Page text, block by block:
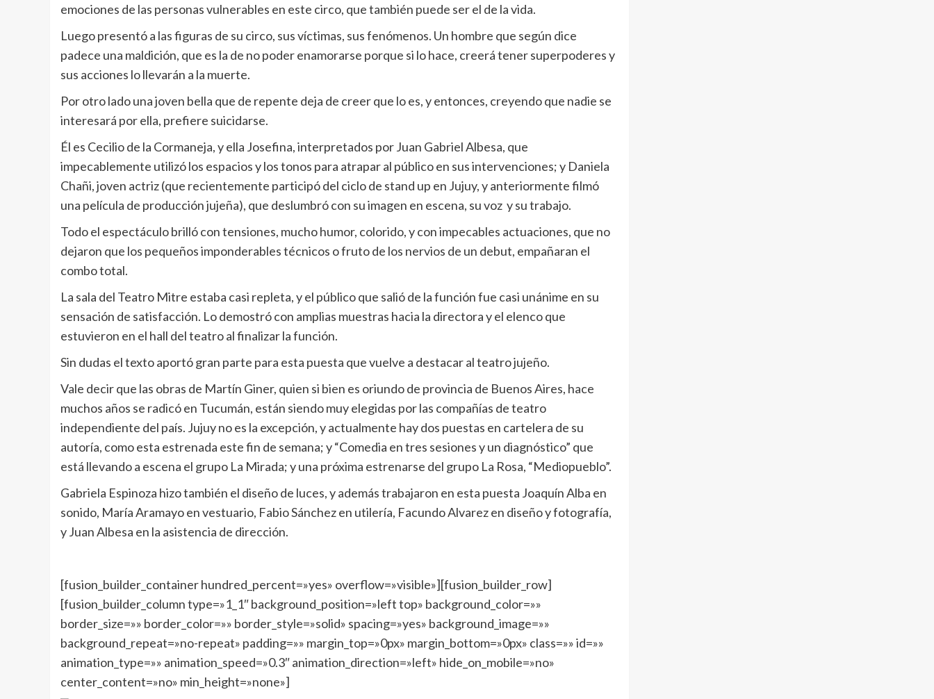
emociones de las personas vulnerables en este circo, que también puede ser el de la vida.
Luego presentó a las figuras de su circo, sus víctimas, sus fenómenos. Un hombre que según dice
padece una maldición, que es la de no poder enamorarse porque si lo hace, creerá tener superpoderes y
sus acciones lo llevarán a la muerte.
Por otro lado una joven bella que de repente deja de creer que lo es, y entonces, creyendo que nadie se
interesará por ella, prefiere suicidarse.
Él es Cecilio de la Cormaneja, y ella Josefina, interpretados por Juan Gabriel Albesa, que
impecablemente utilizó los espacios y los tonos para atrapar al público en sus intervenciones; y Daniela
Chañi, joven actriz (que recientemente participó del ciclo de stand up en Jujuy, y anteriormente filmó
una película de producción jujeña), que deslumbró con su imagen en escena, su voz y su trabajo.
Todo el espectáculo brilló con tensiones, mucho humor, colorido, y con impecables actuaciones, que no
dejaron que los pequeños imponderables técnicos o fruto de los nervios de un debut, empañaran el
combo total.
La sala del Teatro Mitre estaba casi repleta, y el público que salió de la función fue casi unánime en su
sensación de satisfacción. Lo demostró con amplias muestras hacia la directora y el elenco que
estuvieron en el hall del teatro al finalizar la función.
Sin dudas el texto aportó gran parte para esta puesta que vuelve a destacar al teatro jujeño.
Vale decir que las obras de Martín Giner, quien si bien es oriundo de provincia de Buenos Aires, hace
muchos años se radicó en Tucumán, están siendo muy elegidas por las compañías de teatro
independiente del país. Jujuy no es la excepción, y actualmente hay dos puestas en cartelera de su
autoría, como esta estrenada este fin de semana; y “Comedia en tres sesiones y un diagnóstico” que
está llevando a escena el grupo La Mirada; y una próxima estrenarse del grupo La Rosa, “Mediopueblo”.
Gabriela Espinoza hizo también el diseño de luces, y además trabajaron en esta puesta Joaquín Alba en
sonido, María Aramayo en vestuario, Fabio Sánchez en utilería, Facundo Alvarez en diseño y fotografía,
y Juan Albesa en la asistencia de dirección.
[fusion_builder_container hundred_percent=»yes» overflow=»visible»][fusion_builder_row]
[fusion_builder_column type=»1_1″ background_position=»left top» background_color=»»
border_size=»» border_color=»» border_style=»solid» spacing=»yes» background_image=»»
background_repeat=»no-repeat» padding=»» margin_top=»0px» margin_bottom=»0px» class=»» id=»»
animation_type=»» animation_speed=»0.3″ animation_direction=»left» hide_on_mobile=»no»
center_content=»no» min_height=»none»]